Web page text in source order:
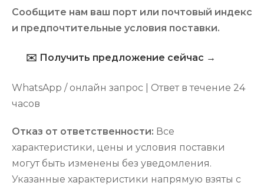
Сообщите нам ваш порт или почтовый индекс
и предпочтительные условия поставки.
✉️ Получить предложение сейчас →
WhatsApp / онлайн запрос | Ответ в течение 24
часов
Отказ от ответственности: Все
характеристики, цены и условия поставки
могут быть изменены без уведомления.
Указанные характеристики напрямую взяты с